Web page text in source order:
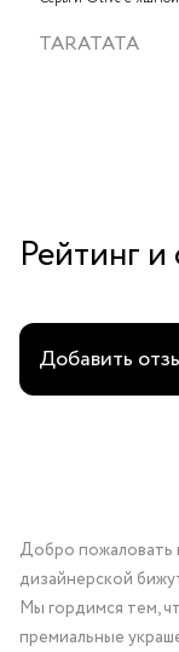
TARATATA
Рейтинг
Добавить
Добро пожаловать
дизайнерской
Мы гордимся тем,
премиальные